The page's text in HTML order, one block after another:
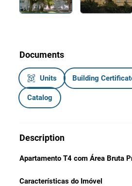
Documents
Units Building
Catalog
Description
Apartamento T4 com Área Bruta
Características do Imóvel